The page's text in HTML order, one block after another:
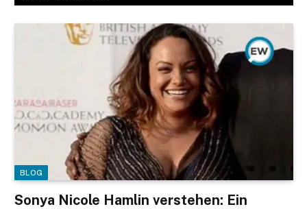
BLOG
Sonya Nicole Hamlin verstehen: Ein